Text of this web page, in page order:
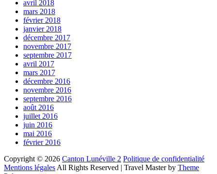
avril 2018
mars 2018
février 2018
janvier 2018
décembre 2017
novembre 2017
septembre 2017
avril 2017
mars 2017
décembre 2016
novembre 2016
septembre 2016
août 2016
juillet 2016
juin 2016
mai 2016
février 2016
Copyright © 2026 Canton Lunéville 2 Politique de confidentialité
Mentions légales All Rights Reserved | Travel Master by Theme